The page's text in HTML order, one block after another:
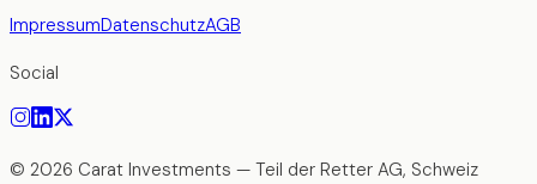
ImpressumDatenschutzAGB
Social
© 2026 Carat Investments — Teil der Retter AG, Schweiz